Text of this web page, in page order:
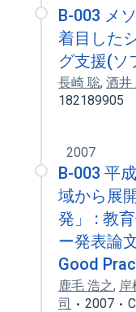
B-003 メ
着目した
グ支援(ソ
長崎 聡, 酒井
182189905
2007
B-003 平
域から展
発」 : 教
ー発表論
Good
鹿毛 浩之, 岸
司
2007